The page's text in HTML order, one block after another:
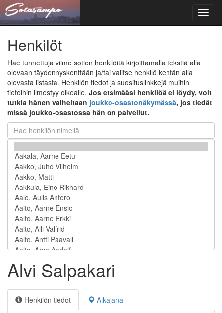
Henkilöt
Hae tunnettuja viime sotien henkilöitä kirjoittamalla tekstiä alla
olevaan täydennyskenttään ja/tai valitse henkilö kentän alla
olevasta listasta. Henkilön tiedot ja suosituslinkkejä muihin
tietoihin ilmestyy oikealle. Jos etsimääsi henkilöä ei löydy, voit
tutkia hänen vaiheitaan joukko-osastonäkymässä, jos tiedät
missä joukko-osastossa hän on palvellut.
Alvi Salpakari
Henkilön tiedot Aikajana